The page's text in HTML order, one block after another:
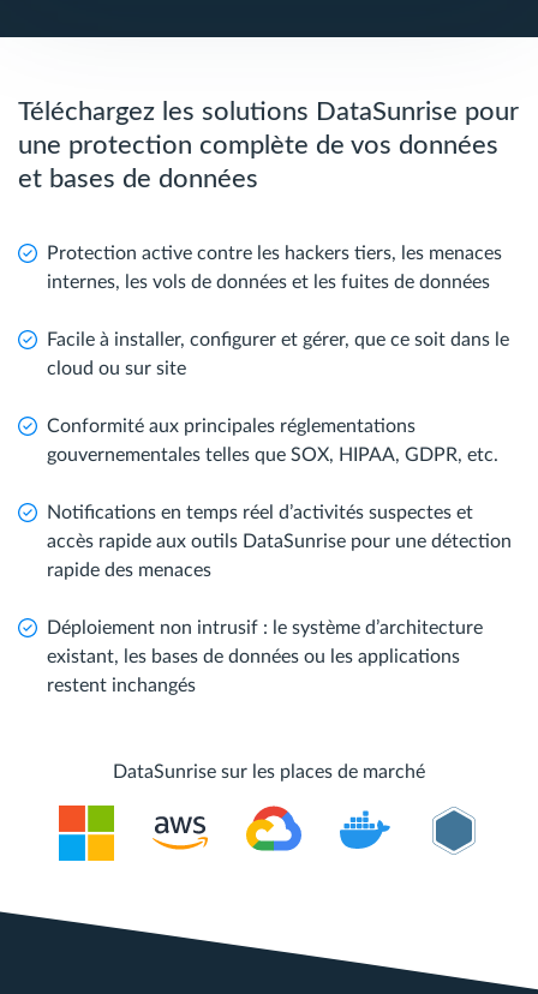
Téléchargez les solutions DataSunrise pour
une protection complète de vos données
et bases de données
Protection active contre les hackers tiers, les menaces
internes, les vols de données et les fuites de données
Facile à installer, configurer et gérer, que ce soit dans le
cloud ou sur site
Conformité aux principales réglementations
gouvernementales telles que SOX, HIPAA, GDPR, etc.
Notifications en temps réel d’activités suspectes et
accès rapide aux outils DataSunrise pour une détection
rapide des menaces
Déploiement non intrusif : le système d’architecture
existant, les bases de données ou les applications
restent inchangés
DataSunrise sur les places de marché